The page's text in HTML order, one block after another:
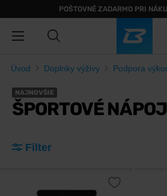
POŠTOVNÉ ZADARMO PRI
Úvod Doplnky výživy Podpora
NAJNOVŠIE
ŠPORTOVÉ
Filter